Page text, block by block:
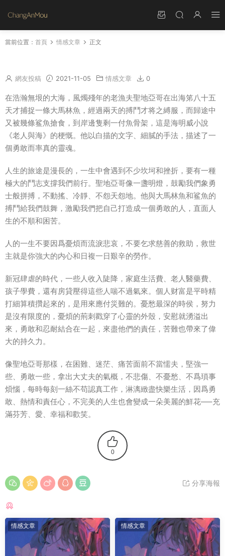
當前位置： 首頁 情感文章 正文
網友投稿 2021-11-05 情感文章 0
在浩瀚無垠的大海，風燭殘年的老漁夫聖地亞哥在出海笫八十五
天才捕捉一條大馬林魚，經過兩天的搏鬥才将之縛服，而歸途中
又被幾條鲨魚搶食，到岸邊隻剩一付魚骨架，這是海明威小說
《老人與海》的梗慨。他以白描的文字、細膩的手法，描述了一
個勇敢而率真的靈魂。
人生的旅途是漫長的，一生中會遇到不少坎坷和挫折，要有一種
極大的鬥志支撐我們前行。聖地亞哥像一盞明燈，鼓勵我們象勇
士般拼搏，不動搖、冷靜、不怨天怨地。他與大馬林魚和鲨魚的
搏鬥給我們鼓舞，激勵我們把自己打造成一個勇敢的人，直面人
生的不順和困苦。
人的一生不要因爲憂煩而流淚悲哀，不要乞求慈善的救助，救世
主就是你強大的内心和日複一日艱辛的勞作。
新冠肆虐的時代，一些人收入陡降，家庭生活費、老人醫藥費、
孩子學費，還有房貸壓得這些人喘不過氣來。個人财富是平時精
打細算積攢起來的，是用來應付災難的。憂愁最深的時侯，努力
是沒有限度的，憂煩的荊刺戳穿了心靈的外殼，安慰就湧溢出
來，勇敢和忍耐結合在一起，來盡他們的責任，苦難也帶來了偉
大的持久力。
像聖地亞哥那樣，在困難、迷茫、痛苦面前不當懦夫，堅強一
些、勇敢一些，拿出大丈夫的氣概，不悲傷、不憂愁、不爲瑣事
煩惱，每時每刻一絲不苟認真工作，淋漓緻盡快樂生活，因爲勇
敢、熱情和責任心，不完美的人生也會變成一朵美麗的鮮花—–充
滿芬芳、愛、幸福和歡笑。
0
分享海報
情感文章 情感文章